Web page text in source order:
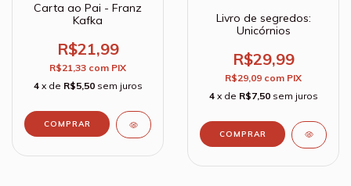
Carta ao Pai - Franz
Kafka
R$21,99
R$21,33 com PIX
4 x de R$5,50 sem juros
Livro de segredos:
Unicórnios
R$29,99
R$29,09 com PIX
4 x de R$7,50 sem juros